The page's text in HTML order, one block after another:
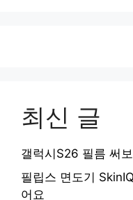
최신 글
갤럭시S26 필름 써
필립스 면도기
어요